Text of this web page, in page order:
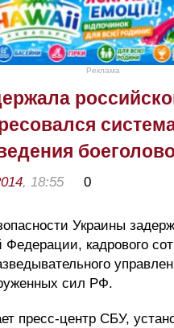
Реклама
, 18:55 0
Украины
Федерации, кадрового
сил РФ.
пресс-центр СБУ,